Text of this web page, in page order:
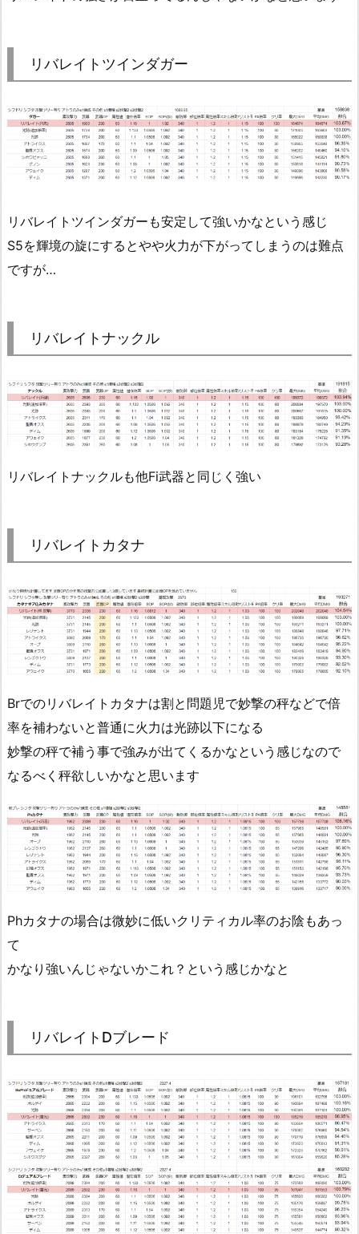
リバレイトツインダガー
リバレイトツインダガーも安定して強いかなという感じ
S5を輝境の旋にするとやや火力が下がってしまうのは難点
ですが…
リバレイトナックル
リバレイトナックルも他Fi武器と同じく強い
リバレイトカタナ
Brでのリバレイトカタナは割と問題児で妙撃の秤などで倍
率を補わないと普通に火力は光跡以下になる
妙撃の秤で補う事で強みが出てくるかなという感じなので
なるべく秤欲しいかなと思います
Phカタナの場合は微妙に低いクリティカル率のお陰もあっ
て
かなり強いんじゃないかこれ？という感じかなと
リバレイトDブレード